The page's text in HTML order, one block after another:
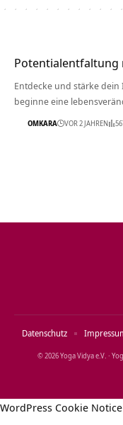
Potentialentfaltung
Entdecke und stärke
beginne eine
OMKARA VOR 2 JAHREN
© 2026 Yoga Vidya e.V. ·
Datenschutz
WordPress Cookie